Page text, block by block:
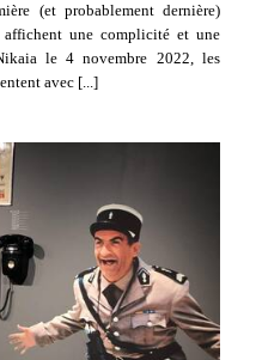
(et probablement dernière)
une complicité et une
le 4 novembre 2022, les
avec [...]